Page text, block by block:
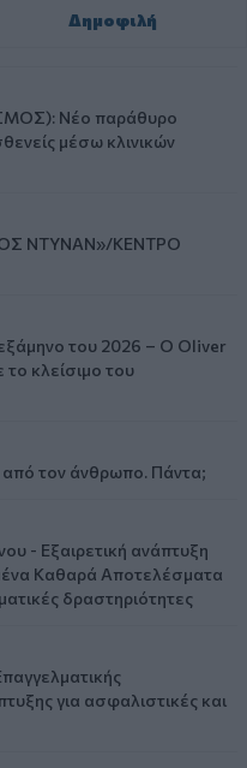
Δημοφιλή
Νέο παράθυρο
μέσω κλινικών
ΝΤΥΝΑΝ»/ΚΕΝΤΡΟ
του 2026 – Ο Oliver
κλείσιμο του
από τον άνθρωπο. Πάντα;
- Εξαιρετική ανάπτυξη
Καθαρά Αποτελέσματα
δραστηριότητες
για ασφαλιστικές και